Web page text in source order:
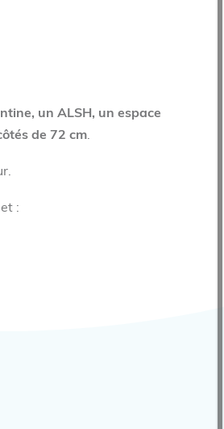
un ALSH, un espace
de 72 cm.
et :